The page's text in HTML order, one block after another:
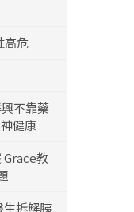
高危
不靠藥
健康
Grace教
生拆解胰